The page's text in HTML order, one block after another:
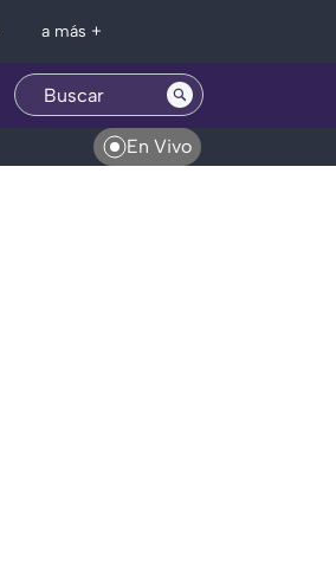
a más +
En Vivo